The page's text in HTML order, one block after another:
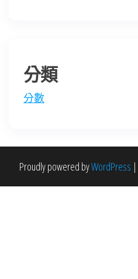
分類
分數
Proudly powered byWordPress |